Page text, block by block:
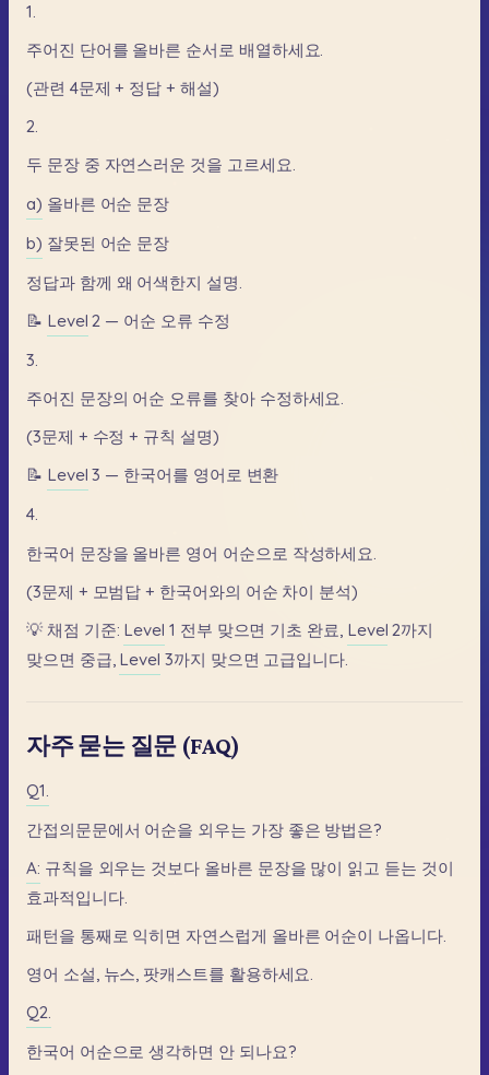
1.
주어진 단어를 올바른 순서로 배열하세요.
(관련 4문제 + 정답 + 해설)
2.
두 문장 중 자연스러운 것을 고르세요.
a) 올바른 어순 문장
b) 잘못된 어순 문장
정답과 함께 왜 어색한지 설명.
📝 Level 2 — 어순 오류 수정
3.
주어진 문장의 어순 오류를 찾아 수정하세요.
(3문제 + 수정 + 규칙 설명)
📝 Level 3 — 한국어를 영어로 변환
4.
한국어 문장을 올바른 영어 어순으로 작성하세요.
(3문제 + 모범답 + 한국어와의 어순 차이 분석)
💡 채점 기준: Level 1 전부 맞으면 기초 완료, Level 2까지
맞으면 중급, Level 3까지 맞으면 고급입니다.
자주 묻는 질문 (FAQ)
Q1.
간접의문문에서 어순을 외우는 가장 좋은 방법은?
A: 규칙을 외우는 것보다 올바른 문장을 많이 읽고 듣는 것이
효과적입니다.
패턴을 통째로 익히면 자연스럽게 올바른 어순이 나옵니다.
영어 소설, 뉴스, 팟캐스트를 활용하세요.
Q2.
한국어 어순으로 생각하면 안 되나요?